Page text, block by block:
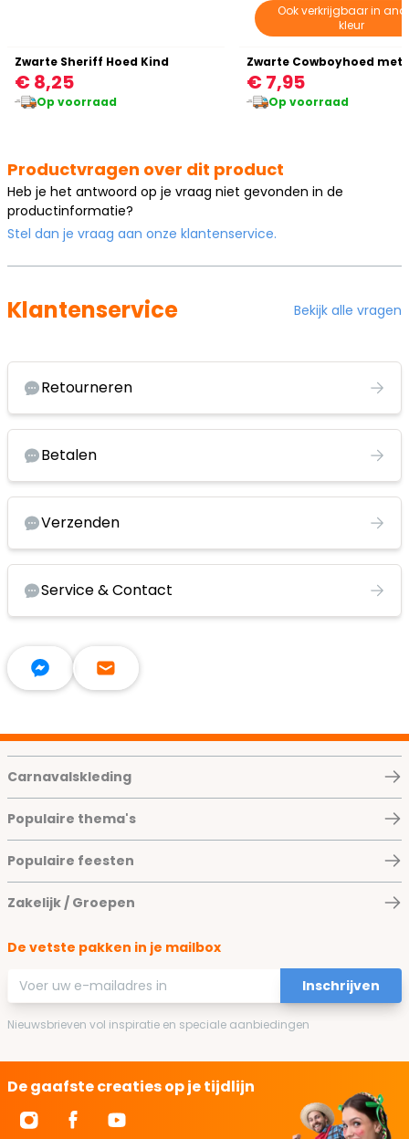
Zwarte Sheriff Hoed Kind
€ 8,25
Op voorraad
Ook verkrijgbaar in
kleur
€ 7,95
Op voorraad
Productvragen over dit product
Heb je het antwoord op je vraag niet gevonden in de
productinformatie?
Stel dan je vraag aan onze klantenservice.
Klantenservice Bekijk alle vragen
Retourneren
Betalen
Verzenden
Service & Contact
Carnavalskleding
Populaire thema's
Populaire feesten
Zakelijk / Groepen
De vetste pakken in je mailbox
E-mailadres
Inschrijven
Nieuwsbrieven vol inspiratie en speciale aanbiedingen
De gaafste creaties op je tijdlijn